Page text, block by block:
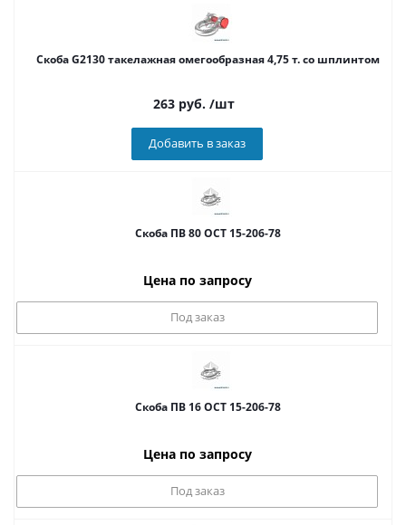
Cкоба G2130 такелажная омегообразная 4,75 т. со шплинтом
263 руб. /шт
Добавить в заказ
Скоба ПВ 80 ОСТ 15-206-78
Цена по запросу
Под заказ
Скоба ПВ 16 ОСТ 15-206-78
Цена по запросу
Под заказ